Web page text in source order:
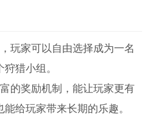
玩家可以自由选择成为一名
猎小组。
的奖励机制，能让玩家更有
给玩家带来长期的乐趣。